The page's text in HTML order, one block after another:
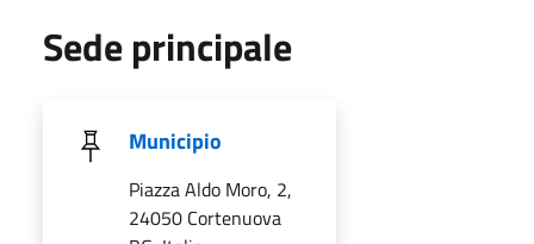
Sede principale
Municipio
Piazza Aldo Moro, 2,
24050 Cortenuova